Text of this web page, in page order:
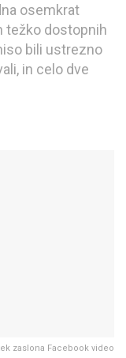
osemkrat
težko dostopnih
bili ustrezno
in celo dve
zaslona Facebook video